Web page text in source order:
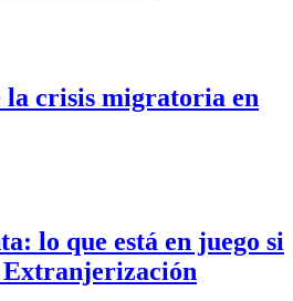
la crisis migratoria en
lo que está en juego si
Extranjerización